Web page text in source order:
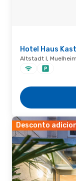
Hotel Haus
Altstadt I,
Desconto